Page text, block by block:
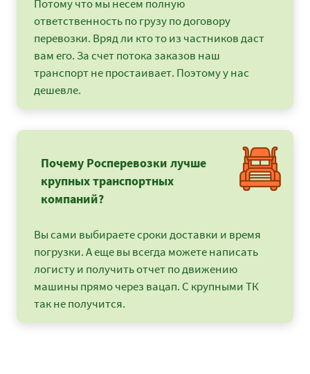
Потому что мы несем полную
ответственность по грузу по договору
перевозки. Вряд ли кто то из частников даст
вам его. За счет потока заказов наш
транспорт не простаивает. Поэтому у нас
дешевле.
Почему Росперевозки лучше
крупных транспортных
компаний?
Вы сами выбираете сроки доставки и время
погрузки. А еще вы всегда можете написать
логисту и получить отчет по движению
машины прямо через вацап. С крупными ТК
так не получится.